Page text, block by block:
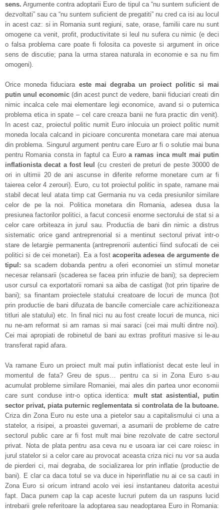
sens. Argumente contra adoptarii Euro de tipul ca “nu suntem suficient de
dezvoltati” sau ca “nu suntem suficient de pregatiti” nu cred ca isi au locul
in acest caz: si in Romania sunt regiuni, sate, orase, familii care nu sunt
omogene ca venit, profit, productivitate si leul nu sufera cu nimic (e deci
o falsa problema care poate fi folosita ca poveste si argument in orice
sens de discutie; pana la urma starea naturala in economie e sa nu fim
omogeni).
Orice moneda fiduciara este mai degraba un proiect politic si mai
putin unul economic (din acest punct de vedere, banii fiduciari creati din
nimic incalca cele mai elementare legi economice, avand si o puternica
problema etica in spate – cel care creaza banii ne fura practic din venit).
In acest caz, proiectul politic numit Euro inlocuia un proiect politic numit
moneda locala calcand in picioare concurenta monetara care mai atenua
din problema. Singurul argument pentru care Euro ar fi o solutie mai buna
pentru Romania consta in faptul ca Euro a ramas inca mult mai putin
inflationista decat a fost leul(cu cresteri de preturi de peste 30000 de
ori in ultimii 20 de ani ascunse in diferite reforme monetare cum ar fi
taierea celor 4 zerouri). Euro, cu tot proiectul politic in spate, ramane mai
stabil decat leul atata timp cat Germania nu va ceda presiunilor similare
celor de pe la noi. Politica monetara din Romania, adesea dusa la
presiunea factorilor politici, a facut concesii enorme sectorului de stat si a
celor care orbiteaza in jurul sau. Productia de bani din nimic a distrus
sistematic orice gand antreprenorial si a mentinut sectorul privat intr-o
stare de letargie permanenta (antreprenorii autentici fiind sufocati de cei
politici si de cei monetari). Ea a fost acoperita adesea de argumente de
tipul: sa scadem dobanda pentru a oferi economiei un stimul monetar
necesar relansarii (scaderea se facea prin infuzie de bani); sa depreciem
usor cursul ca exportatorii romani sa aiba de castigat (tot prin tiparire de
bani); sa finantam proiectele statului creatoare de locuri de munca (tot
prin productie de bani difuzata de bancile comerciale care achizitioneaza
titluri ale statului) etc. In final nici nu au fost create locuri de munca, nici
nu ne-am reformat si am ramas si mai saraci (cei mai multi dintre noi).
Cei mai apropiati de robinetul de bani au extras profituri masive si le-au
transferat rapid afara.
Va ramane Euro un proiect mult mai putin inflationist decat este leul in
momentul de fata? Greu de spus… pentru ca si in Zona Euro s-au
acumulat probleme similare Romaniei, mai ales din partea unor economii
care sunt conduse intr-o optica identica: mult stat asistential, putin
sector privat, piata puternic reglementata si controlata de la butoane.
Criza din Zona Euro nu este una a pietelor sau a capitalismului ci una a
statelor, a risipei, a proastei guvernari, a asumarii de probleme de catre
sectorul public care ar fi fost mult mai bine rezolvate de catre sectorul
privat. Nota de plata pentru asa ceva nu e usoara iar cei care roiesc in
jurul statelor si a celor care au provocat aceasta criza nici nu vor sa auda
de pierderi ci, mai degraba, de socializarea lor prin inflatie (productie de
bani). E clar ca daca totul se va duce in hiperinflatie nu ai ce sa cauti in
Zona Euro si oricum intrand acolo vei iesi instantaneu datorita acestui
fapt. Daca punem cap la cap aceste lucruri putem da un raspuns lucid
intrebarii grele referitoare la adoptarea sau neadoptarea Euro in Romania: